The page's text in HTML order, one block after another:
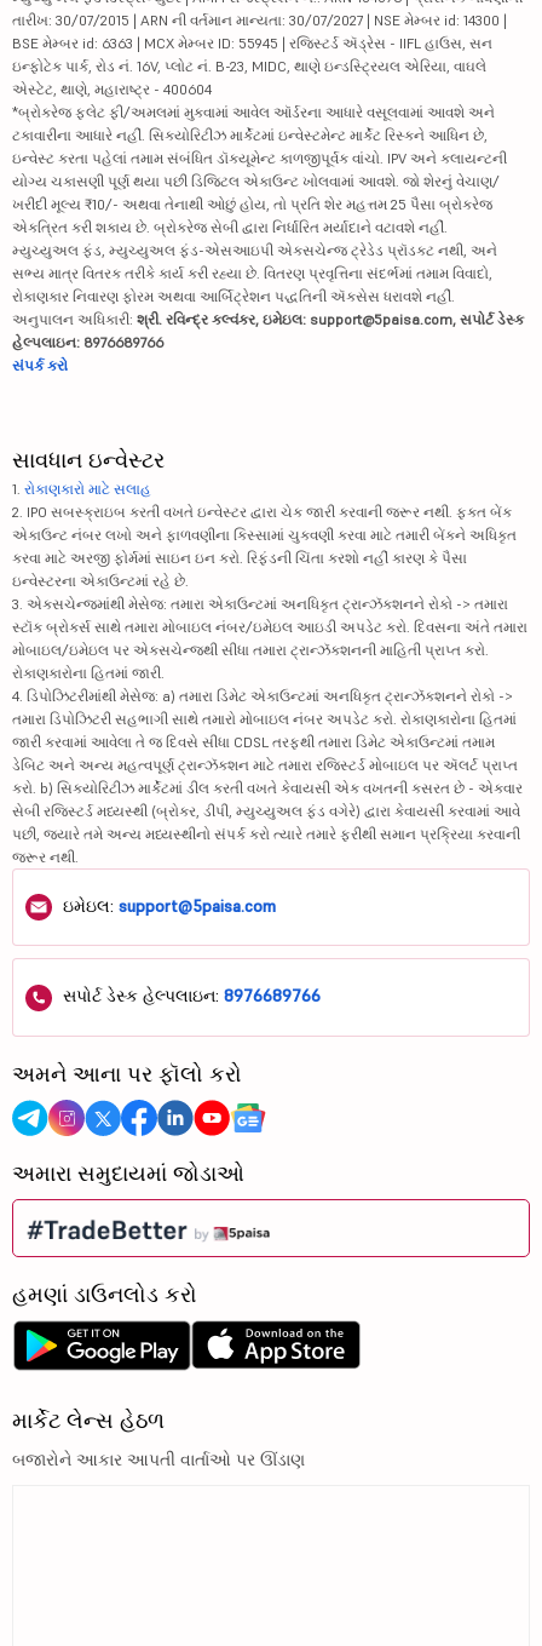
તારીખ: 30/07/2015 | ARN ની વર્તમાન માન્યતા: 30/07/2027 | NSE મેમ્બર id: 14300 |
BSE મેમ્બર id: 6363 | MCX મેમ્બર ID: 55945 | રજિસ્ટર્ડ ઍડ્રેસ - IIFL હાઉસ, સન
ઇન્ફોટેક પાર્ક, રોડ નં. 16V, પ્લોટ નં. B-23, MIDC, થાણે ઇન્ડસ્ટ્રિયલ એરિયા, વાઘલે
એસ્ટેટ, થાણે, મહારાષ્ટ્ર - 400604
*બ્રોકરેજ ફ્લેટ ફી/અમલમાં મુકવામાં આવેલ ઑર્ડરના આધારે વસૂલવામાં આવશે અને
ટકાવારીના આધારે નહીં. સિક્યોરિટીઝ માર્કેટમાં ઇન્વેસ્ટમેન્ટ માર્કેટ રિસ્કને આધિન છે,
ઇન્વેસ્ટ કરતા પહેલાં તમામ સંબંધિત ડૉક્યૂમેન્ટ કાળજીપૂર્વક વાંચો. IPV અને ક્લાયન્ટની
યોગ્ય ચકાસણી પૂર્ણ થયા પછી ડિજિટલ એકાઉન્ટ ખોલવામાં આવશે. જો શેરનું વેચાણ/
ખરીદી મૂલ્ય ₹10/- અથવા તેનાથી ઓછું હોય, તો પ્રતિ શેર મહત્તમ 25 પૈસા બ્રોકરેજ
એકત્રિત કરી શકાય છે. બ્રોકરેજ સેબી દ્વારા નિર્ધારિત મર્યાદાને વટાવશે નહીં.
મ્યુચ્યુઅલ ફંડ, મ્યુચ્યુઅલ ફંડ-એસઆઇપી એક્સચેન્જ ટ્રેડેડ પ્રૉડક્ટ નથી, અને
સભ્ય માત્ર વિતરક તરીકે કાર્ય કરી રહ્યા છે. વિતરણ પ્રવૃત્તિના સંદર્ભમાં તમામ વિવાદો,
રોકાણકાર નિવારણ ફોરમ અથવા આર્બિટ્રેશન પદ્ધતિની ઍક્સેસ ધરાવશે નહીં.
અનુપાલન અધિકારી: શ્રી. રવિન્દ્ર કલ્વંકર, ઇમેઇલ: support@5paisa.com, સપોર્ટ ડેસ્ક
હેલ્પલાઇન: 8976689766
સંપર્ક કરો
સાવધાન ઇન્વેસ્ટર
1. રોકાણકારો માટે સલાહ
2. IPO સબસ્ક્રાઇબ કરતી વખતે ઇન્વેસ્ટર દ્વારા ચેક જારી કરવાની જરૂર નથી. ફક્ત બેંક
એકાઉન્ટ નંબર લખો અને ફાળવણીના કિસ્સામાં ચુકવણી કરવા માટે તમારી બેંકને અધિકૃત
કરવા માટે અરજી ફોર્મમાં સાઇન ઇન કરો. રિફંડની ચિંતા કરશો નહીં કારણ કે પૈસા
ઇન્વેસ્ટરના એકાઉન્ટમાં રહે છે.
3. એક્સચેન્જમાંથી મેસેજ: તમારા એકાઉન્ટમાં અનધિકૃત ટ્રાન્ઝૅક્શનને રોકો -> તમારા
સ્ટૉક બ્રોકર્સ સાથે તમારા મોબાઇલ નંબર/ઇમેઇલ આઇડી અપડેટ કરો. દિવસના અંતે તમારા
મોબાઇલ/ઇમેઇલ પર એક્સચેન્જથી સીધા તમારા ટ્રાન્ઝૅક્શનની માહિતી પ્રાપ્ત કરો.
રોકાણકારોના હિતમાં જારી.
4. ડિપોઝિટરીમાંથી મેસેજ: a) તમારા ડિમેટ એકાઉન્ટમાં અનધિકૃત ટ્રાન્ઝૅક્શનને રોકો ->
તમારા ડિપોઝિટરી સહભાગી સાથે તમારો મોબાઇલ નંબર અપડેટ કરો. રોકાણકારોના હિતમાં
જારી કરવામાં આવેલા તે જ દિવસે સીધા CDSL તરફથી તમારા ડિમેટ એકાઉન્ટમાં તમામ
ડેબિટ અને અન્ય મહત્વપૂર્ણ ટ્રાન્ઝૅક્શન માટે તમારા રજિસ્ટર્ડ મોબાઇલ પર ઍલર્ટ પ્રાપ્ત
કરો. b) સિક્યોરિટીઝ માર્કેટમાં ડીલ કરતી વખતે કેવાયસી એક વખતની કસરત છે - એકવાર
સેબી રજિસ્ટર્ડ મધ્યસ્થી (બ્રોકર, ડીપી, મ્યુચ્યુઅલ ફંડ વગેરે) દ્વારા કેવાયસી કરવામાં આવે
પછી, જ્યારે તમે અન્ય મધ્યસ્થીનો સંપર્ક કરો ત્યારે તમારે ફરીથી સમાન પ્રક્રિયા કરવાની
જરૂર નથી.
ઇમેઇલ: support@5paisa.com
સપોર્ટ ડેસ્ક હેલ્પલાઇન: 8976689766
અમને આના પર ફૉલો કરો
અમારા સમુદાયમાં જોડાઓ
હમણાં ડાઉનલોડ કરો
માર્કેટ લેન્સ હેઠળ
બજારોને આકાર આપતી વાર્તાઓ પર ઊંડાણ